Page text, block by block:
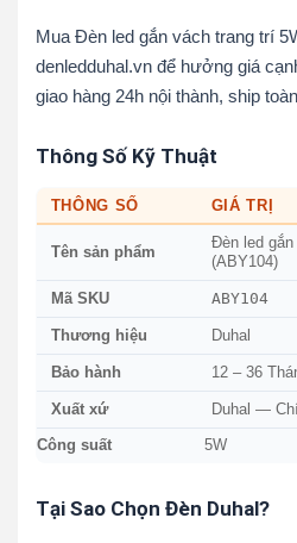
Mua Đèn led gắn vách trang trí
denledduhal.vn để hưởng giá
giao hàng 24h nội thành, ship
Thông Số Kỹ Thuật
THÔNG SỐ GIÁ TRỊ
Tên sản phẩm
Đèn led
(ABY104)
Mã SKU ABY104
Thương hiệu Duhal
Bảo hành 12 – 36
Xuất xứ Duhal —
Công suất 5W
Tại Sao Chọn Đèn Duhal?